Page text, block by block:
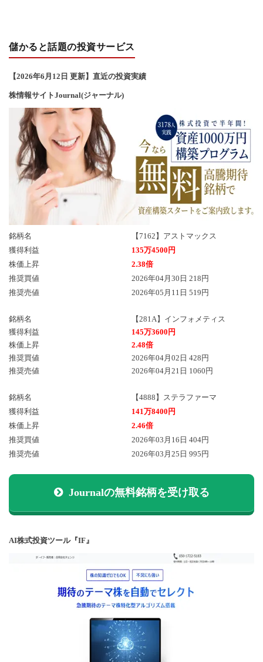
儲かると話題の投資サービス
【2026年6 月12 日 更新】直近の投資実績
株情報サイトJournal(ジャーナル)
銘柄名
【7162】アストマックス
獲得利益
135万4500円
株価上昇
2.38倍
推奨買値
2026年04月30日 218円
推奨売値
2026年05月11日 519円
銘柄名
【281A】インフォメティス
獲得利益
145万3600円
株価上昇
2.48倍
推奨買値
2026年04月02日 428円
推奨売値
2026年04月21日 1060円
銘柄名
【4888】ステラファーマ
獲得利益
141万8400円
株価上昇
2.46倍
推奨買値
2026年03月16日 404円
推奨売値
2026年03月25日 995円
Journalの無料銘柄を受け取る
AI株式投資ツール『IF』